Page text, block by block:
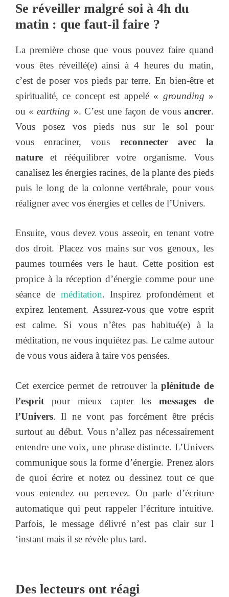
Se réveiller malgré soi à 4h du
matin : que faut-il faire ?
La première chose que vous pouvez faire quand
vous êtes réveillé(e) ainsi à 4 heures du matin,
c’est de poser vos pieds par terre. En bien-être et
spiritualité, ce concept est appelé « grounding »
ou «earthing ». C’est une façon de vousancrer.
Vous posez vos pieds nus sur le sol pour
vous enraciner, vous reconnecter avec la
nature et rééquilibrer votre organisme. Vous
canalisez les énergies racines, de la plante des pieds
puis le long de la colonne vertébrale, pour vous
réaligner avec vos énergies et celles de l’Univers.
Ensuite, vous devez vous asseoir, en tenant votre
dos droit. Placez vos mains sur vos genoux, les
paumes tournées vers le haut. Cette position est
propice à la réception d’énergie comme pour une
séance de méditation. Inspirez profondément et
expirez lentement. Assurez-vous que votre esprit
est calme. Si vous n’êtes pas habitué(e) à la
méditation, ne vous inquiétez pas. Le calme autour
de vous vous aidera à taire vos pensées.
Cet exercice permet de retrouver laplénitude de
l’esprit pour mieux capter les messages de
l’Univers. Il ne vont pas forcément être précis
surtout au début. Vous n’allez pas nécessairement
entendre une voix, une phrase distincte. L’Univers
communique sous la forme d’énergie. Prenez alors
de quoi écrire et notez ou dessinez tout ce que
vous entendez ou percevez. On parle d’écriture
automatique qui peut rappeler l’écriture intuitive.
Parfois, le message délivré n’est pas clair sur l
‘instant mais il se révèle plus tard.
Des lecteurs ont réagi